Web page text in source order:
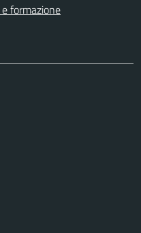
formazione